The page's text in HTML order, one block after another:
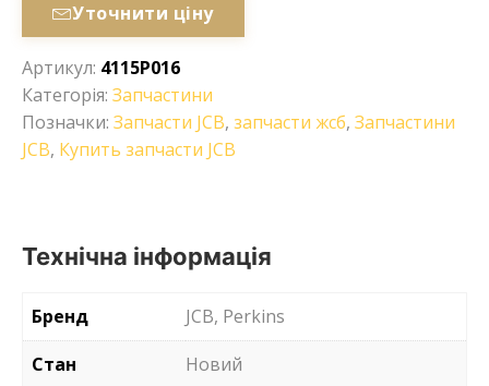
Уточнити ціну
Артикул: 4115P016
Категорія: Запчастини
Позначки: Запчасти JCB, запчасти жсб, Запчастини
JCB, Купить запчасти JCB
Технічна інформація
Бренд
JCB, Perkins
Стан
Новий